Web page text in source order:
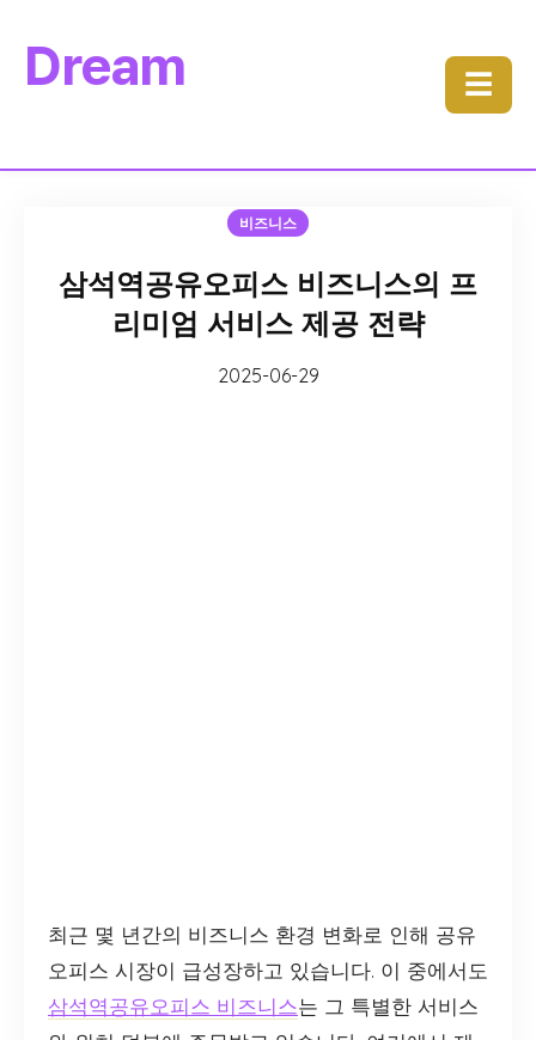
Dream ☰
비즈니스
삼석역공유오피스 비즈니스의 프
리미엄 서비스 제공 전략
2025-06-29
최근 몇 년간의 비즈니스 환경 변화로 인해 공유
오피스 시장이 급성장하고 있습니다. 이 중에서도
삼석역공유오피스 비즈니스는 그 특별한 서비스